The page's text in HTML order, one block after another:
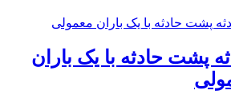
پشت حادثه با یک باران